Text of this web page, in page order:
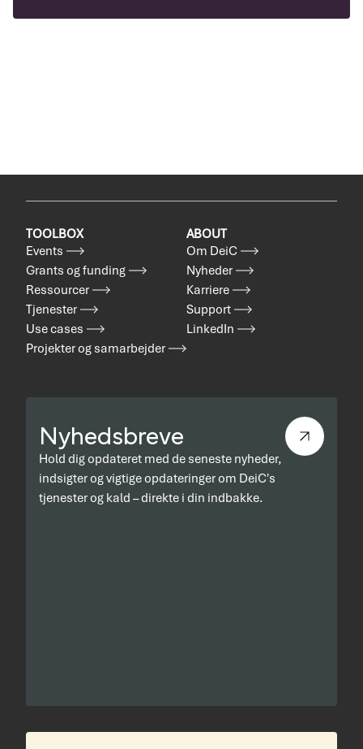
TOOLBOX
Events
Grants og funding
Ressourcer
Tjenester
Use cases
Projekter og samarbejder
ABOUT
Om DeiC
Nyheder
Karriere
Support
LinkedIn
Nyhedsbreve
Hold dig opdateret med de seneste nyheder,
indsigter og vigtige opdateringer om DeiC's
tjenester og kald – direkte i din indbakke.